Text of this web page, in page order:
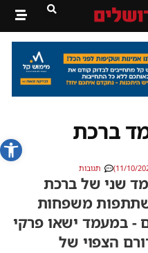
פתח ברכת
תגובות
שני של ברכת
משפחות
- במעמד ישאו פרקי
הצפוי של